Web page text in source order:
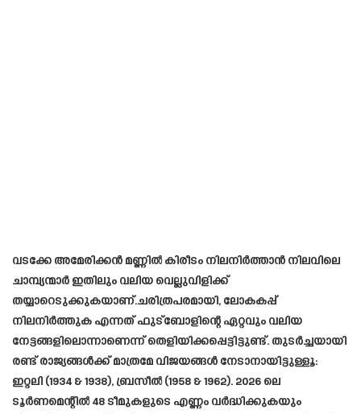
വടക്കേ അമേരിക്കൻ മണ്ണിൽ കിരീടം നിലനിർത്താൻ നിലവിലെ
ചാമ്പ്യന്മാർ ഇതിലും വലിയ വെല്ലുവിളിക്ക്
തയ്യാറെടുക്കുകയാണ്.ചരിത്രപരമായി, ലോകകപ്പ്
നിലനിർത്തുക എന്നത് ഫുട്ബോളിന്റെ ഏറ്റവും വലിയ
നേട്ടങ്ങളിലൊന്നാണെന്ന് തെളിയിക്കപ്പെട്ടിട്ടുണ്ട്. തുടർച്ചയായി
രണ്ട് രാജ്യങ്ങൾക്ക് മാത്രമേ വിജയങ്ങൾ നേടാനായിട്ടുള്ളൂ:
ഇറ്റലി (1934 & 1938), ബ്രസീൽ (1958 & 1962). 2026 ലെ
ടൂർണമെന്റിൽ 48 ടീമുകളുടെ എണ്ണം വർദ്ധിക്കുകയും